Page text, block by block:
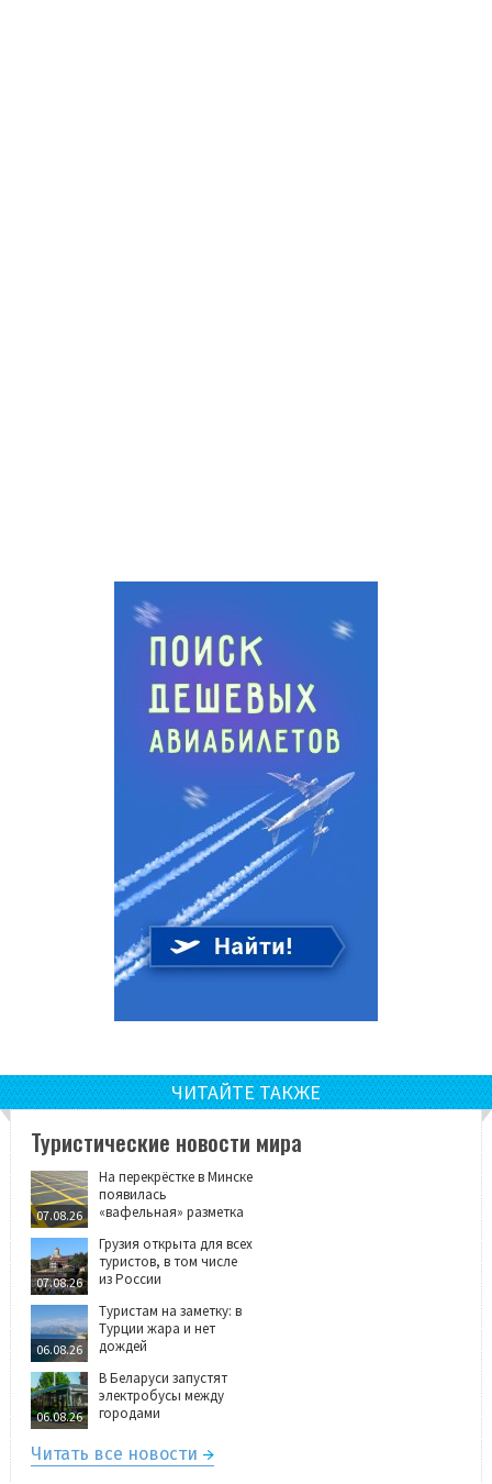
ЧИТАЙТЕ ТАКЖЕ
Туристические новости мира
07.08.26
На перекрёстке в Минске
появилась
«вафельная» разметка
07.08.26
Грузия открыта для всех
туристов, в том числе
из России
06.08.26
Туристам на заметку: в
Турции жара и нет
дождей
06.08.26
В Беларуси запустят
электробусы между
городами
Читать все новости